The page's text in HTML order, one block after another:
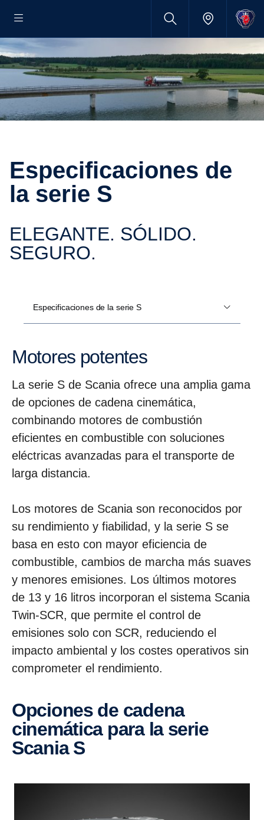
Especi­fi­ca­ciones de
la serie S
ELEGANTE. SÓLIDO.
SEGURO.
Especificaciones de la serie S
Motores potentes
La serie S de Scania ofrece una amplia gama
de opciones de cadena cinemática,
combinando motores de combustión
eficientes en combustible con soluciones
eléctricas avanzadas para el transporte de
larga distancia.
Los motores de Scania son reconocidos por
su rendimiento y fiabilidad, y la serie S se
basa en esto con mayor eficiencia de
combustible, cambios de marcha más suaves
y menores emisiones. Los últimos motores
de 13 y 16 litros incorporan el sistema Scania
Twin-SCR, que permite el control de
emisiones solo con SCR, reduciendo el
impacto ambiental y los costes operativos sin
comprometer el rendimiento.
Opciones de cadena
cinemá­tica para la serie
Scania S